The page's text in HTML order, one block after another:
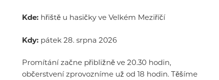
Kde: hřiště u hasičky ve Velkém Meziříčí
Kdy: pátek 28. srpna 2026
Promítání začne přibližně ve 20.30 hodin,
občerstvení zprovozníme už od 18 hodin. Těšíme